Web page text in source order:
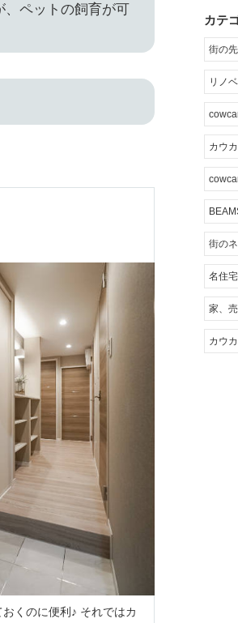
、ペットの飼育が可
くのに便利♪ それではカ
カテ
街の
リノ
カウ
街の
名住
家、
カウ